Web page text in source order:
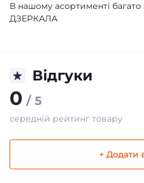
В нашому асортименті багато
ДЗЕРКАЛА
Відгуки
0 / 5
середній рейтинг товару
+ Додати